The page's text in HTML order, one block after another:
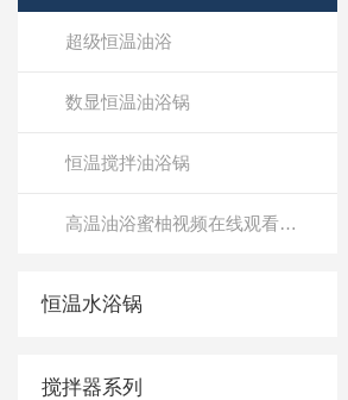
超级恒温油浴
数显恒温油浴锅
恒温搅拌油浴锅
高温油浴蜜柚视频在线观看免费观看
恒温水浴锅
搅拌器系列